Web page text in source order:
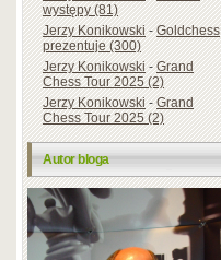
występy (81)
Jerzy Konikowski-Goldchess
prezentuje (300)
Jerzy Konikowski-Grand
Chess Tour 2025 (2)
Jerzy Konikowski-Grand
Chess Tour 2025 (2)
Autor bloga